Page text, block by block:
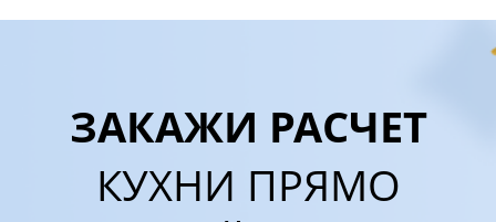
ЗАКАЖИ РАСЧЕТ
КУХНИ ПРЯМО